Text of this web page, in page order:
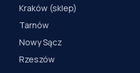
Kraków (sklep)
Tarnów
Nowy Sącz
Rzeszów